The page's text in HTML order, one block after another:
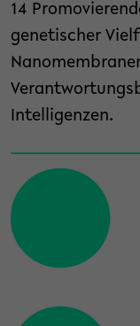
14
genetischer
Intelligenzen.